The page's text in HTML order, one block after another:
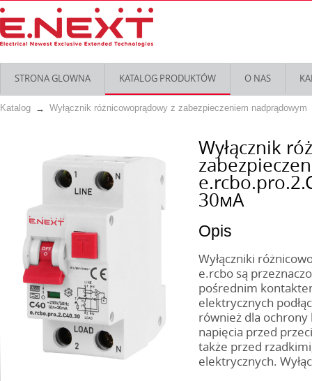
STRONA GLOWNA KATALOG PRODUKTÓW O NAS
Katalog Wyłącznik różnicowoprądowy z zabezpieczeniem nadprądowym
Wyłącznik
30мА
Opis
Wyłączniki
e.rcbo są
pośrednim
elektrycznych
również dla
napięcia przed
także przed
elektrycznych.